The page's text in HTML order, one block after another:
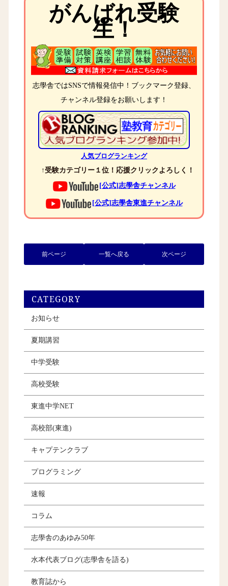
がんばれ受験
生！
志學舎ではSNSで情報発信中！ブックマーク登録、
チャンネル登録をお願いします！
人気ブログランキング
↑受験カテゴリー１位！応援クリックよろしく！
[公式]志學舎チャンネル
[公式]志學舎東進チャンネル
前ページ 一覧へ戻る 次ページ
CATEGORY
お知らせ
夏期講習
中学受験
高校受験
東進中学NET
高校部(東進)
キャプテンクラブ
プログラミング
速報
コラム
志學舎のあゆみ50年
水本代表ブログ(志學舎を語る)
教育誌から